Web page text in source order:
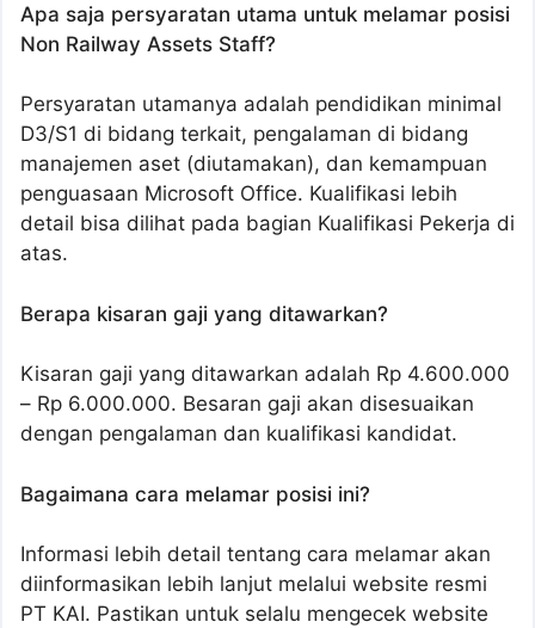
Apa saja persyaratan utama untuk melamar posisi
Non Railway Assets Staff?
Persyaratan utamanya adalah pendidikan minimal
D3/S1 di bidang terkait, pengalaman di bidang
manajemen aset (diutamakan), dan kemampuan
penguasaan Microsoft Office. Kualifikasi lebih
detail bisa dilihat pada bagian Kualifikasi Pekerja di
atas.
Berapa kisaran gaji yang ditawarkan?
Kisaran gaji yang ditawarkan adalah Rp 4.600.000
– Rp 6.000.000. Besaran gaji akan disesuaikan
dengan pengalaman dan kualifikasi kandidat.
Bagaimana cara melamar posisi ini?
Informasi lebih detail tentang cara melamar akan
diinformasikan lebih lanjut melalui website resmi
PT KAI. Pastikan untuk selalu mengecek website